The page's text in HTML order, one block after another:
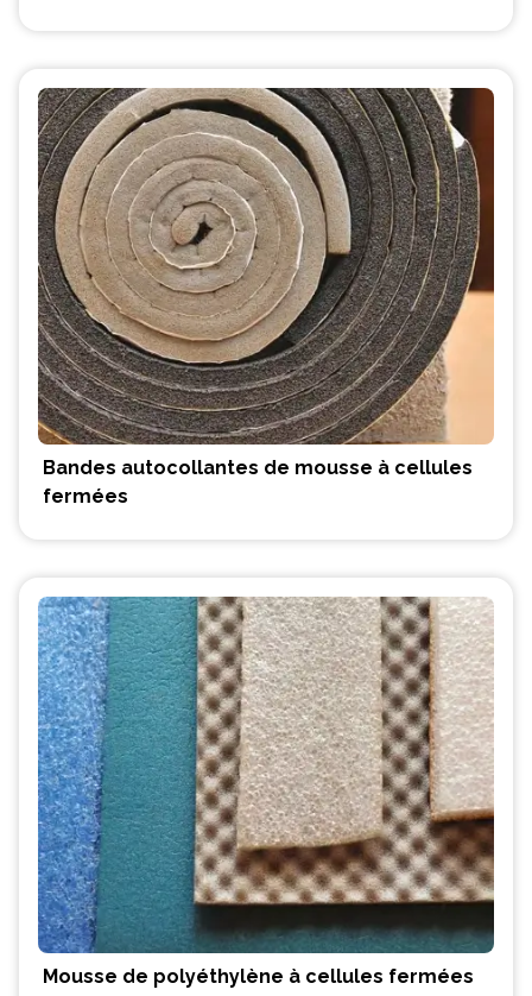
Bandes autocollantes de mousse à cellules
fermées
Mousse de polyéthylène à cellules fermées